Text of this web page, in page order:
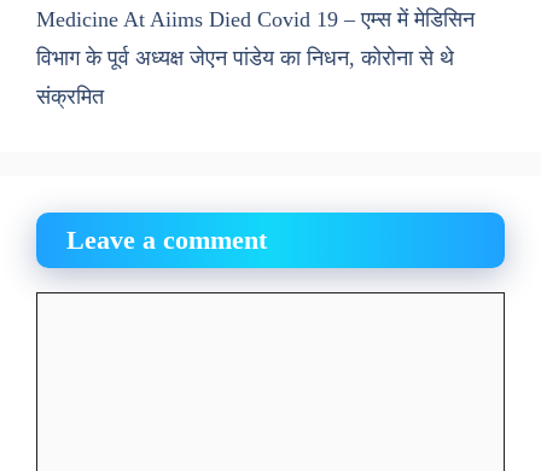
Medicine At Aiims Died Covid 19 – एम्स में मेडिसिन
विभाग के पूर्व अध्यक्ष जेएन पांडेय का निधन, कोरोना से थे
संक्रमित
Leave a comment